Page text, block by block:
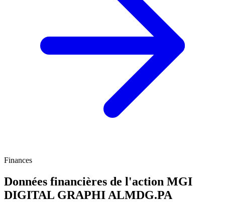
Finances
Données financières de l'action MGI
DIGITAL GRAPHI ALMDG.PA